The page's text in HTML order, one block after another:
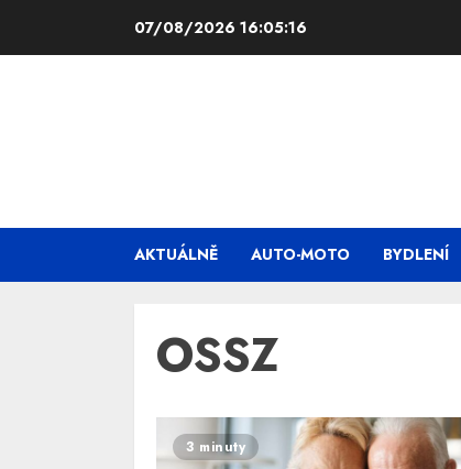
07/08/2026 16:05:16
AKTUÁLNĚ AUTO-MOTO BYDLENÍ
OSSZ
3 minuty